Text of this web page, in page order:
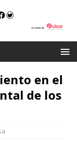
en el
de los